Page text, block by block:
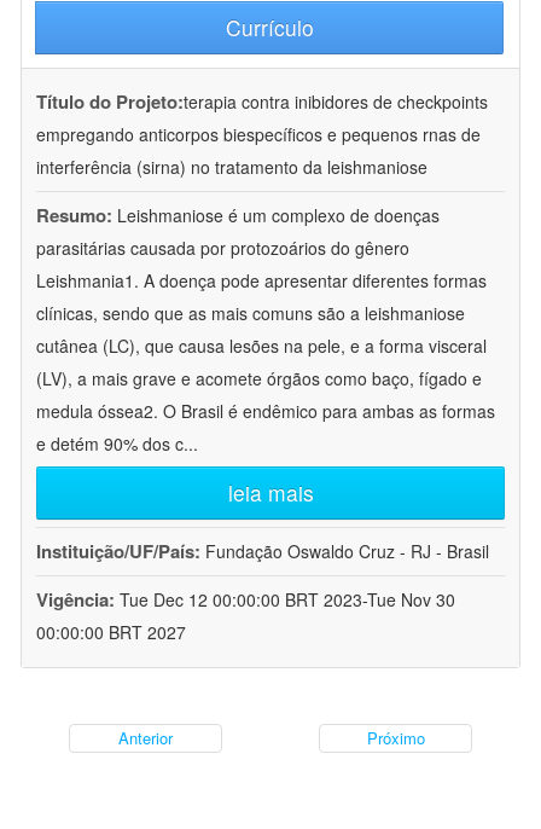
Currículo
Título do Projeto:terapia contra inibidores de checkpoints
empregando anticorpos biespecíficos e pequenos rnas de
interferência (sirna) no tratamento da leishmaniose
Resumo: Leishmaniose é um complexo de doenças
parasitárias causada por protozoários do gênero
Leishmania1. A doença pode apresentar diferentes formas
clínicas, sendo que as mais comuns são a leishmaniose
cutânea (LC), que causa lesões na pele, e a forma visceral
(LV), a mais grave e acomete órgãos como baço, fígado e
medula óssea2. O Brasil é endêmico para ambas as formas
e detém 90% dos c...
leia mais
Instituição/UF/País: Fundação Oswaldo Cruz - RJ - Brasil
Vigência: Tue Dec 12 00:00:00 BRT 2023-Tue Nov 30
00:00:00 BRT 2027
Anterior Próximo